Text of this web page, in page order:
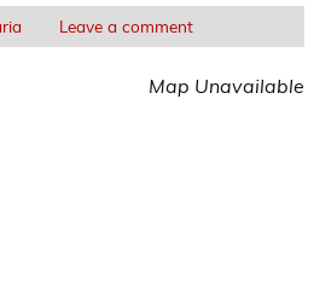
Leave a comment
Map Unavailable